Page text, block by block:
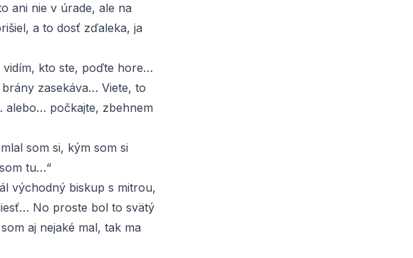
ani nie v úrade, ale na
a to dosť zďaleka, ja
vidím, kto ste, poďte hore…
zasekáva… Viete, to
počkajte, zbehnem
som si, kým som si
tu…“
východný biskup s mitrou,
No proste bol to svätý
aj nejaké mal, tak ma